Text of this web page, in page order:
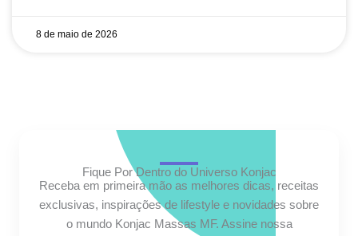
8 de maio de 2026
Fique Por Dentro do Universo Konjac
Receba em primeira mão as melhores dicas, receitas
exclusivas, inspirações de lifestyle e novidades sobre
o mundo Konjac Massas MF. Assine nossa